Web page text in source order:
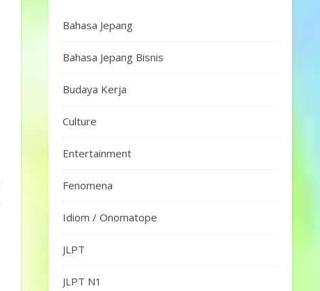
Bahasa Jepang
Bahasa Jepang Bisnis
Budaya Kerja
Culture
Entertainment
Fenomena
Idiom / Onomatope
JLPT
JLPT N1